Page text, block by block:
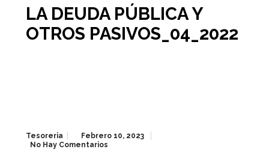
LA DEUDA PÚBLICA Y
OTROS PASIVOS_04_2022
Tesoreria
Febrero 10, 2023
No Hay Comentarios